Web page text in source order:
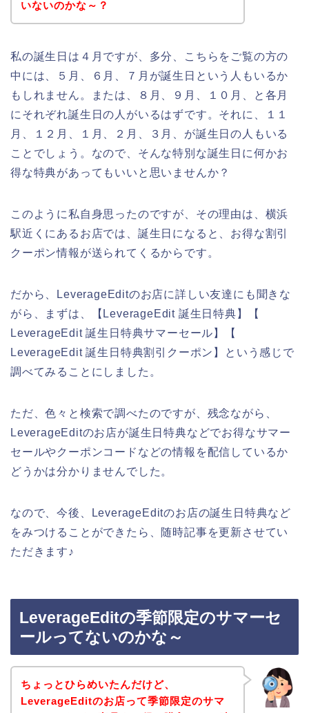
いないのかな～？
私の誕生日は４月ですが、多分、こちらをご覧の方の
中には、５月、６月、７月が誕生日という人もいるか
もしれません。または、８月、９月、１０月、と各月
にそれぞれ誕生日の人がいるはずです。それに、１１
月、１２月、１月、２月、３月、が誕生日の人もいる
ことでしょう。なので、そんな特別な誕生日に何かお
得な特典があってもいいと思いませんか？
このように私自身思ったのですが、その理由は、横浜
駅近くにあるお店では、誕生日になると、お得な割引
クーポン情報が送られてくるからです。
だから、LeverageEditのお店に詳しい友達にも聞きな
がら、まずは、【LeverageEdit 誕生日特典】【
LeverageEdit 誕生日特典サマーセール】【
LeverageEdit 誕生日特典割引クーポン】という感じで
調べてみることにしました。
ただ、色々と検索で調べたのですが、残念ながら、
LeverageEditのお店が誕生日特典などでお得なサマー
セールやクーポンコードなどの情報を配信しているか
どうかは分かりませんでした。
なので、今後、LeverageEditのお店の誕生日特典など
をみつけることができたら、随時記事を更新させてい
ただきます♪
LeverageEditの季節限定のサマーセ
ールってないのかな～
ちょっとひらめいたんだけど、
LeverageEditのお店って季節限定のサマ